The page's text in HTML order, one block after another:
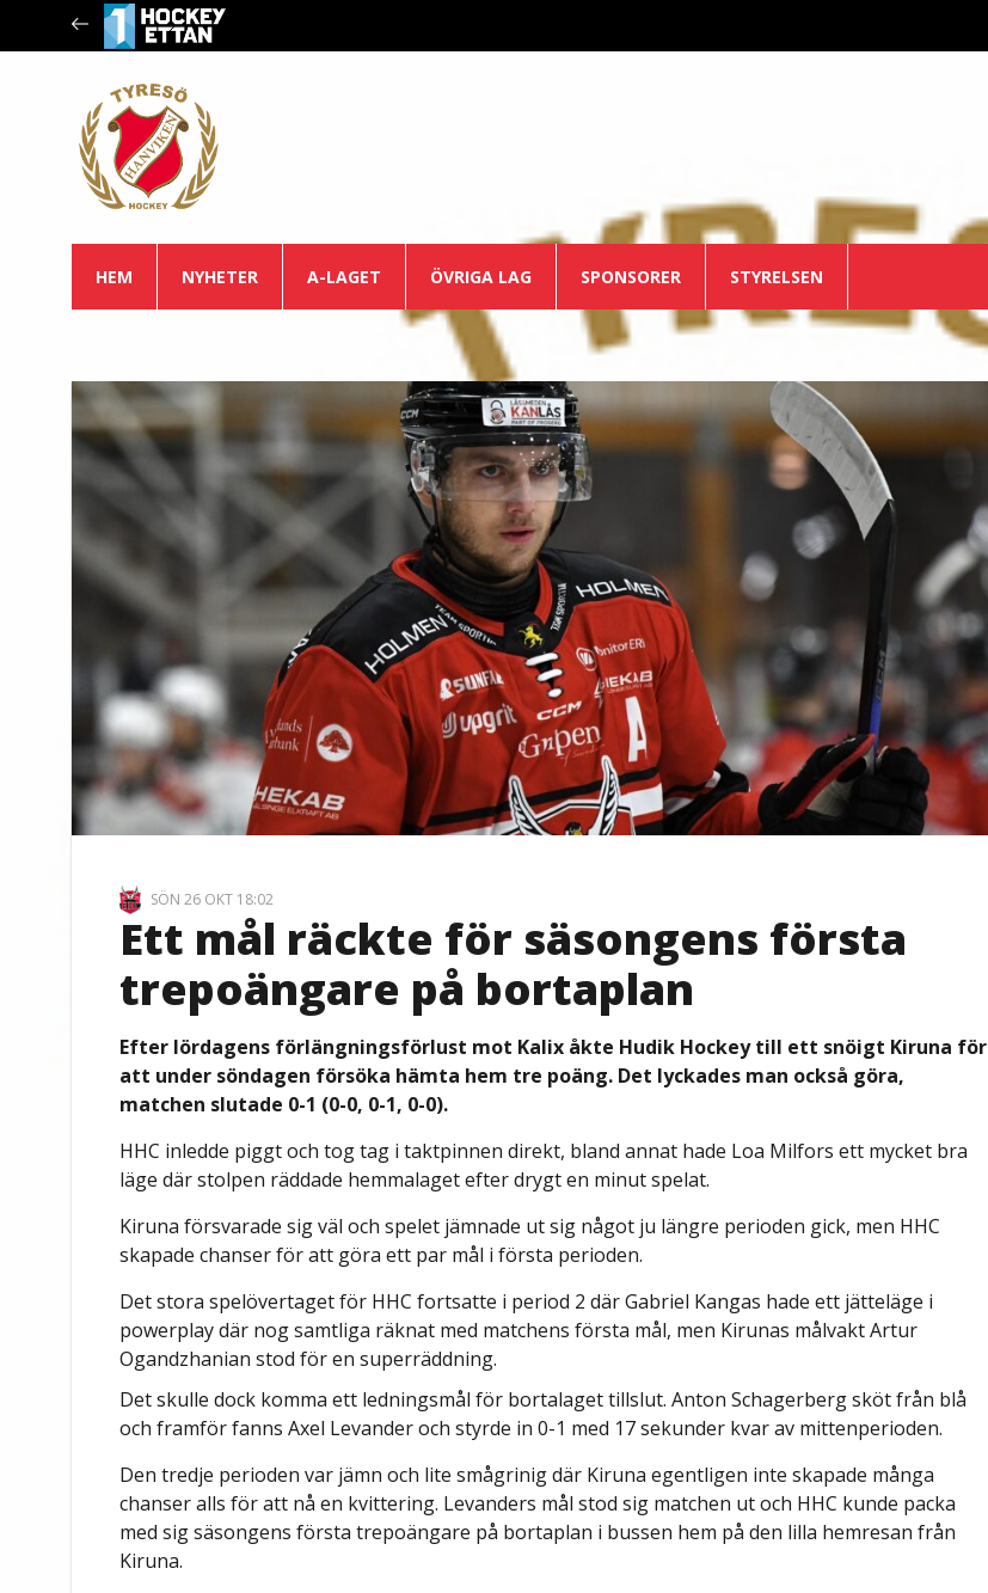
HEM NYHETER A-LAGET ÖVRIGA LAG SPONSORER STYRELSEN
SÖN 26 OKT 18:02
Ett mål räckte för säsongens första
trepoängare på bortaplan
Efter lördagens förlängningsförlust mot Kalix åkte Hudik Hockey till ett snöigt Kiruna för
att under söndagen försöka hämta hem tre poäng. Det lyckades man också göra,
matchen slutade 0-1 (0-0, 0-1, 0-0).
HHC inledde piggt och tog tag i taktpinnen direkt, bland annat hade Loa Milfors ett mycket bra
läge där stolpen räddade hemmalaget efter drygt en minut spelat.
Kiruna försvarade sig väl och spelet jämnade ut sig något ju längre perioden gick, men HHC
skapade chanser för att göra ett par mål i första perioden.
Det stora spelövertaget för HHC fortsatte i period 2 där Gabriel Kangas hade ett jätteläge i
powerplay där nog samtliga räknat med matchens första mål, men Kirunas målvakt Artur
Ogandzhanian stod för en superräddning.
Det skulle dock komma ett ledningsmål för bortalaget tillslut. Anton Schagerberg sköt från blå
och framför fanns Axel Levander och styrde in 0-1 med 17 sekunder kvar av mittenperioden.
Den tredje perioden var jämn och lite smågrinig där Kiruna egentligen inte skapade många
chanser alls för att nå en kvittering. Levanders mål stod sig matchen ut och HHC kunde packa
med sig säsongens första trepoängare på bortaplan i bussen hem på den lilla hemresan från
Kiruna.